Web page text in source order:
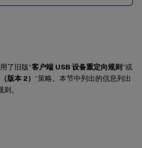
了旧版“客户端 USB 设备重定向规则 ”或
版本 2） ”策略。本节中列出的信息列出
。